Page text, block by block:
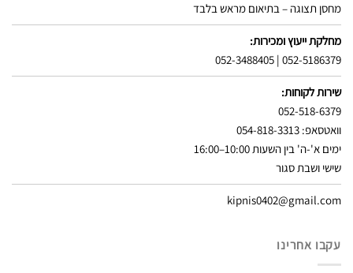
מחסן תצוגה – בתיאום מראש בלבד
מחלקת ייעוץ ומכירות:
052-5186379
|
052-3488405
שירות לקוחות:
052-518-6379
וואטסאפ: 054-818-3313
ימים א'-ה' בין השעות 10:00–16:00
שישי ושבת סגור
kipnis0402@gmail.com
עקבו אחרינו